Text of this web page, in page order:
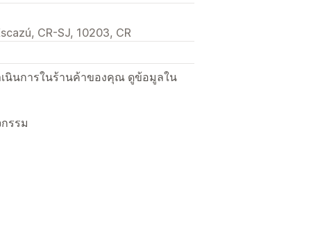
CR-SJ, 10203, CR
นินการในร้านค้าของคุณ ดูข้อมูลใน
รรม